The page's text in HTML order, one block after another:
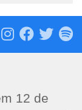
12 de